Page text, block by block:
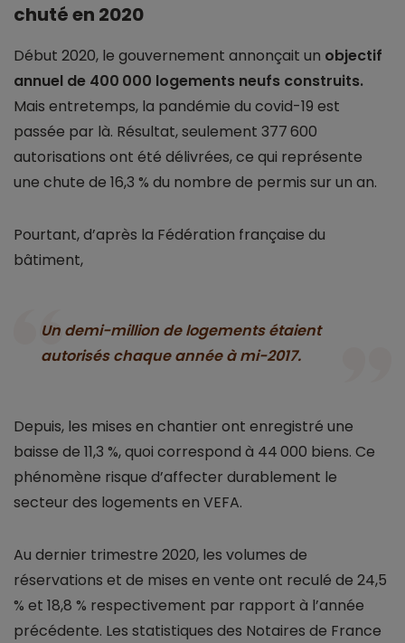
chuté en 2020
Début 2020, le gouvernement annonçait un objectif
annuel de 400 000 logements neufs construits.
Mais entretemps, la pandémie du covid-19 est
passée par là. Résultat, seulement 377 600
autorisations ont été délivrées, ce qui représente
une chute de 16,3 % du nombre de permis sur un an.
Pourtant, d’après la Fédération française du
bâtiment,
Un demi-million de logements étaient
autorisés chaque année à mi-2017.
Depuis, les mises en chantier ont enregistré une
baisse de 11,3 %, quoi correspond à 44 000 biens. Ce
phénomène risque d’affecter durablement le
secteur des logements en VEFA.
Au dernier trimestre 2020, les volumes de
réservations et de mises en vente ont reculé de 24,5
% et 18,8 % respectivement par rapport à l’année
précédente. Les statistiques des Notaires de France